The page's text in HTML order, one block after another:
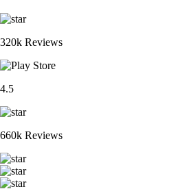
320k Reviews
4.5
660k Reviews